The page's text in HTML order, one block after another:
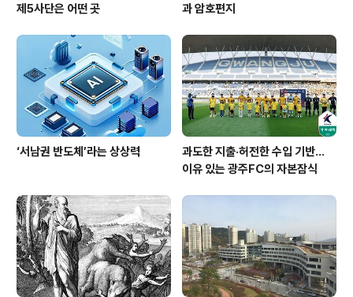
제5사단은 어떤 곳
과 암호편지
‘서남권 반도체’라는 상상력
과도한 지출·허전한 수입 기반…
이유 있는 광주FC의 자본잠식